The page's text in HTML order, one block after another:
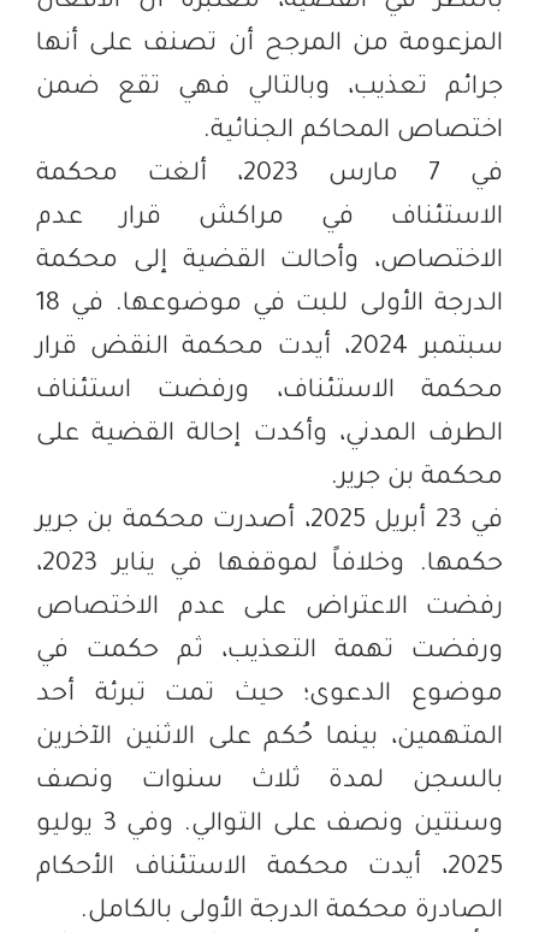
المزعومة من المرجح أن تصنف على أنها
جرائم تعذيب، وبالتالي فهي تقع ضمن
اختصاص المحاكم الجنائية.
في 7 مارس 2023، ألغت محكمة
الاستئناف في مراكش قرار عدم
الاختصاص، وأحالت القضية إلى محكمة
الدرجة الأولى للبت في موضوعها. في 18
سبتمبر 2024، أيدت محكمة النقض قرار
محكمة الاستئناف، ورفضت استئناف
الطرف المدني، وأكدت إحالة القضية على
محكمة بن جرير.
في 23 أبريل 2025، أصدرت محكمة بن جرير
حكمها. وخلافاً لموقفها في يناير 2023،
رفضت الاعتراض على عدم الاختصاص
ورفضت تهمة التعذيب، ثم حكمت في
موضوع الدعوى؛ حيث تمت تبرئة أحد
المتهمين، بينما حُكم على الاثنين الآخرين
بالسجن لمدة ثلاث سنوات ونصف
وسنتين ونصف على التوالي. وفي 3 يوليو
2025، أيدت محكمة الاستئناف الأحكام
الصادرة محكمة الدرجة الأولى بالكامل.